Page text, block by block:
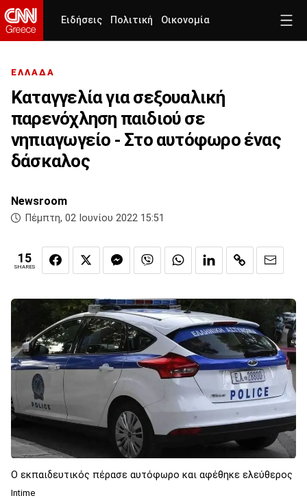
Ειδήσεις Πολιτική Οικονομία
ΕΛΛΑΔΑ
Καταγγελία για σεξουαλική
παρενόχληση παιδιού σε
νηπιαγωγείο - Στο αυτόφωρο ένας
δάσκαλος
Newsroom
Πέμπτη, 02 Ιουνίου 2022 15:51
15
SHARES
O εκπαιδευτικός πέρασε αυτόφωρο και αφέθηκε ελεύθερος
Intime